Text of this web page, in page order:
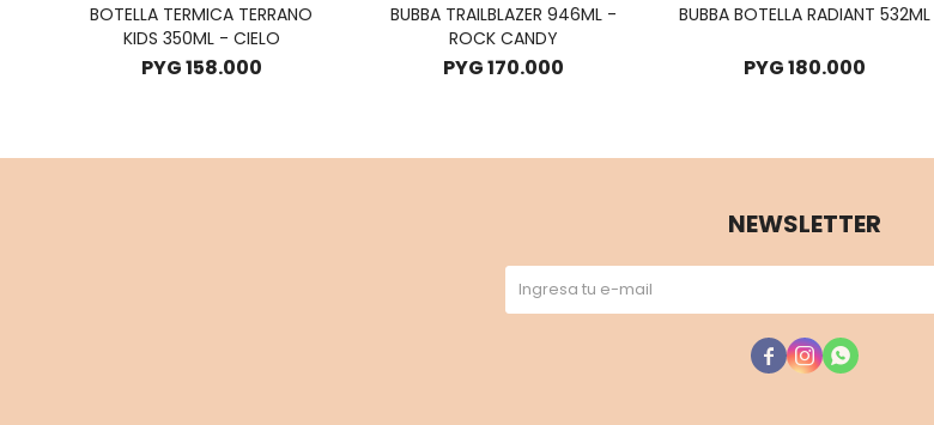
BOTELLA TERMICA TERRANO
KIDS 350ML - CIELO
PYG158.000
BUBBA TRAILBLAZER 946ML -
ROCK CANDY
PYG170.000
BUBBA BOTELLA RADIANT 532ML
PYG180.000
NEWSLETTER
  